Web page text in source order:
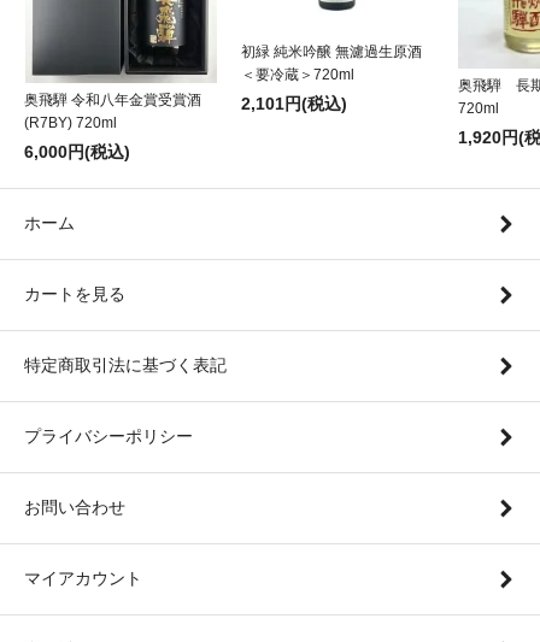
奥飛騨 令和八年金賞受賞酒
(R7BY) 720ml
6,000円(税込)
初緑 純米吟醸 無濾過生原酒
＜要冷蔵＞720ml
2,101円(税込)
奥飛騨 長
720ml
1,920円(
ホーム
カートを見る
特定商取引法に基づく表記
プライバシーポリシー
お問い合わせ
マイアカウント